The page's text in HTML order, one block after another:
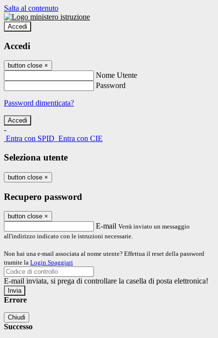
Salta al contenuto
Accedi
Accedi
button close ×
Nome Utente
Password
Password dimenticata?
-
Entra con SPID Entra con CIE
Seleziona utente
button close ×
Recupero password
button close ×
E-mail Verrà inviato un messaggio
all'indirizzo indicato con le istruzioni necessarie.
Non hai una e-mail associata al nome utente? Effettua il reset della password
tramite la Login Spaggiari
E-mail inviata, si prega di controllare la casella di posta elettronica!
Errore
Chiudi
Successo